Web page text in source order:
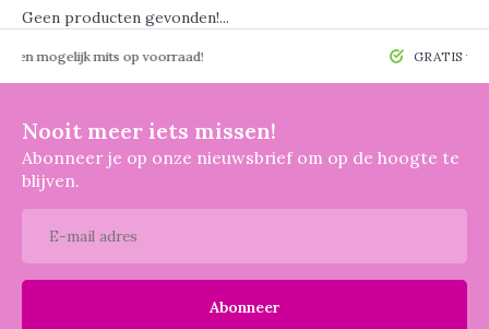
Geen producten gevonden!...
mits op voorraad! GRATIS
Nooit meer iets missen!
Abonneer je op onze nieuwsbrief om op de hoogte te
blijven.
Abonneer